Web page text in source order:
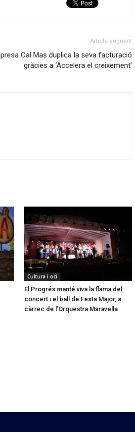
Article següent
Cal Mas duplica la seva facturació
gràcies a ‘Accelera el creixement’
Cultura i oci
El Progrés manté viva la flama del
concert i el ball de Festa Major, a
càrrec de l’Orquestra Maravella